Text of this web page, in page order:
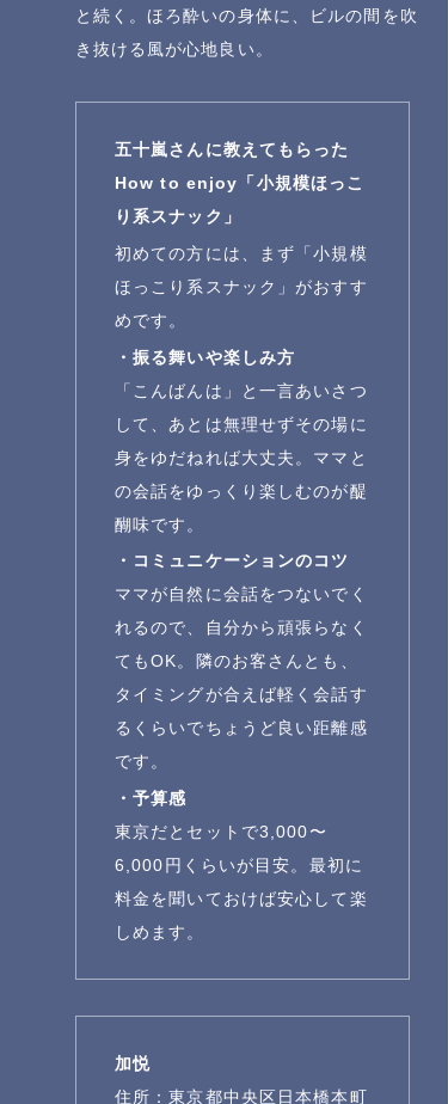
と続く。ほろ酔いの身体に、ビルの間を吹
き抜ける風が心地良い。
五十嵐さんに教えてもらった
How to enjoy「小規模ほっこ
り系スナック」
初めての方には、まず「小規模
ほっこり系スナック」がおすす
めです。
・振る舞いや楽しみ方
「こんばんは」と一言あいさつ
して、あとは無理せずその場に
身をゆだねれば大丈夫。ママと
の会話をゆっくり楽しむのが醍
醐味です。
・コミュニケーションのコツ
ママが自然に会話をつないでく
れるので、自分から頑張らなく
てもOK。隣のお客さんとも、
タイミングが合えば軽く会話す
るくらいでちょうど良い距離感
です。
・予算感
東京だとセットで3,000〜
6,000円くらいが目安。最初に
料金を聞いておけば安心して楽
しめます。
加悦
住所：東京都中央区日本橋本町